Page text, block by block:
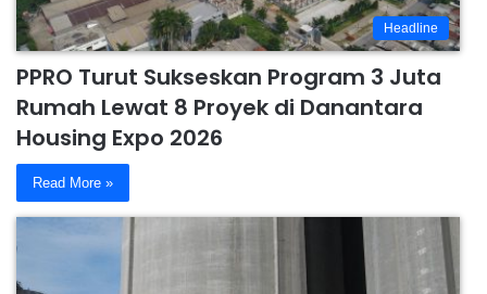
Headline
PPRO Turut Sukseskan Program 3 Juta
Rumah Lewat 8 Proyek di Danantara
Housing Expo 2026
Read More »